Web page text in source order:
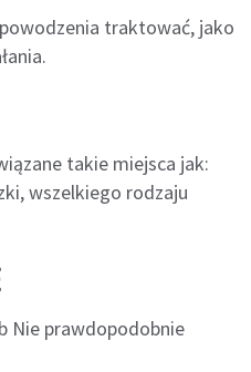
traktować, jako
takie miejsca jak:
wszelkiego rodzaju
Nie prawdopodobnie